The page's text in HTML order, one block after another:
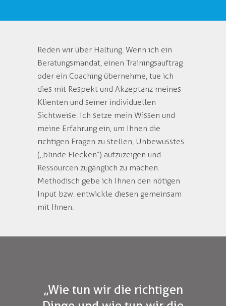
Reden wir über Haltung. Wenn ich ein
Beratungsmandat, einen Trainingsauftrag
oder ein Coaching übernehme, tue ich
dies mit Respekt und Akzeptanz meines
Klienten und seiner individuellen
Sichtweise. Ich setze mein Wissen und
meine Erfahrung ein, um Ihnen die
richtigen Fragen zu stellen, Unbewusstes
(„blinde Flecken“) aufzuzeigen und
Ressourcen zugänglich zu machen.
Methodisch gebe ich Ihnen den nötigen
Input bzw. entwickle diesen gemeinsam
mit Ihnen.
„Wie tun wir die richtigen